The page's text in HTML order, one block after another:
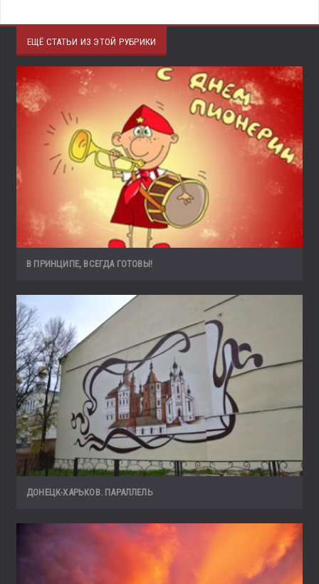
ЕЩЁ СТАТЬИ ИЗ ЭТОЙ РУБРИКИ
В ПРИНЦИПЕ, ВСЕГДА ГОТОВЫ!
ДОНЕЦК-ХАРЬКОВ. ПАРАЛЛЕЛЬ